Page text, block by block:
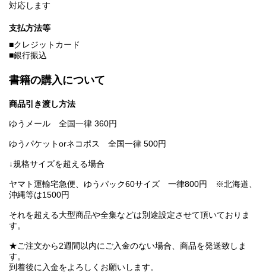
対応します
支払方法等
■クレジットカード
■銀行振込
書籍の購入について
商品引き渡し方法
ゆうメール 全国一律 360円
ゆうパケットorネコポス 全国一律 500円
↓規格サイズを超える場合
ヤマト運輸宅急便、ゆうパック60サイズ 一律800円 ※北海道、
沖縄等は1500円
それを超える大型商品や全集などは別途設定させて頂いておりま
す。
★ご注文から2週間以内にご入金のない場合、商品を発送致しま
す。
到着後に入金をよろしくお願いします。